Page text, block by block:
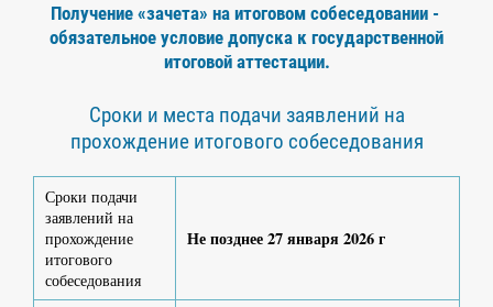
Получение «зачета» на итоговом собеседовании -
обязательное условие допуска к государственной
итоговой аттестации.
Сроки и места подачи заявлений на
прохождение итогового собеседования
Сроки подачи
заявлений на
прохождение
итогового
собеседования
Не позднее 27 января 2026 г